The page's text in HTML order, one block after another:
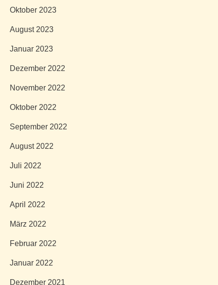
Oktober 2023
August 2023
Januar 2023
Dezember 2022
November 2022
Oktober 2022
September 2022
August 2022
Juli 2022
Juni 2022
April 2022
März 2022
Februar 2022
Januar 2022
Dezember 2021